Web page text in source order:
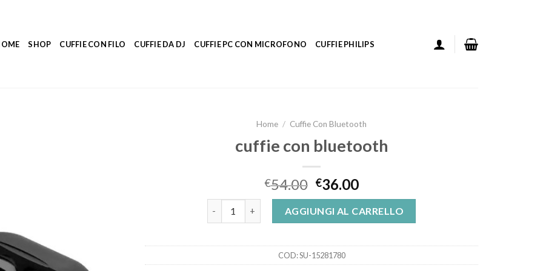
SHOP CUFFIE CON FILO CUFFIE DA DJ CUFFIE PC CON MICROFONO CUFFIE PHILIPS
Home / Cuffie Con Bluetooth
cuffie con bluetooth
€54.00 €36.00
AGGIUNGI AL CARRELLO
COD:SU-15281780